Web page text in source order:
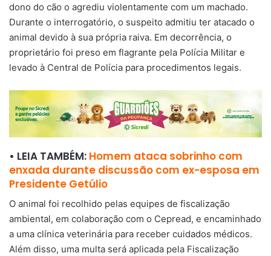
dono do cão o agrediu violentamente com um machado.
Durante o interrogatório, o suspeito admitiu ter atacado o
animal devido à sua própria raiva. Em decorrência, o
proprietário foi preso em flagrante pela Polícia Militar e
levado à Central de Polícia para procedimentos legais.
• LEIA TAMBÉM: Homem ataca sobrinho com
enxada durante discussão com ex-esposa em
Presidente Getúlio
O animal foi recolhido pelas equipes de fiscalização
ambiental, em colaboração com o Cepread, e encaminhado
a uma clínica veterinária para receber cuidados médicos.
Além disso, uma multa será aplicada pela Fiscalização